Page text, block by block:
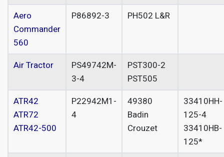
Aero
Commander
560
P86892-3 PH502 L&R
Air Tractor
PS49742M-
3-4
PST300-2
PST505
ATR42
ATR72
ATR42-500
P22942M1-
4
49380
Badin
Crouzet
33410HH-
125-4
33410HB-
125*